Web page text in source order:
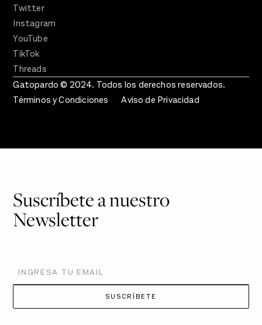
Twitter
Instagram
YouTube
TikTok
Threads
Gatopardo © 2024. Todos los derechos reservados.
Términos y Condiciones
Aviso de Privacidad
Suscríbete a nuestro
Newsletter